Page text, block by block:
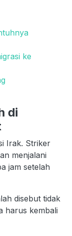
ke
di
Irak. Striker
menjalani
jam setelah
disebut tidak
harus kembali